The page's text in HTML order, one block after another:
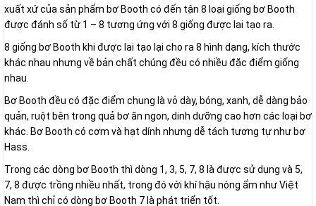
xuất xứ của sản phẩm bơ Booth có đến tận 8 loại giống bơ Booth
được đánh số từ 1 – 8 tương ứng với 8 giống được lai tạo ra.
8 giống bơ Booth khi được lai tạo lại cho ra 8 hình dạng, kích thước
khác nhau nhưng về bản chất chúng đều có nhiều đặc điểm giống
nhau.
Bơ Booth đều có đặc điểm chung là vỏ dày, bóng, xanh, dễ dàng bảo
quản, ruột bên trong quả bơ ăn ngon, dinh dưỡng cao hơn các loại bơ
khác. Bơ Booth có cơm và hạt dính nhưng dễ tách tương tự như bơ
Hass.
Trong các dòng bơ Booth thì dòng 1, 3, 5, 7, 8 là được sử dụng và 5,
7, 8 được trồng nhiều nhất, trong đó với khí hậu nóng ẩm như Việt
Nam thì chỉ có dòng bơ Booth 7 là phát triển tốt.